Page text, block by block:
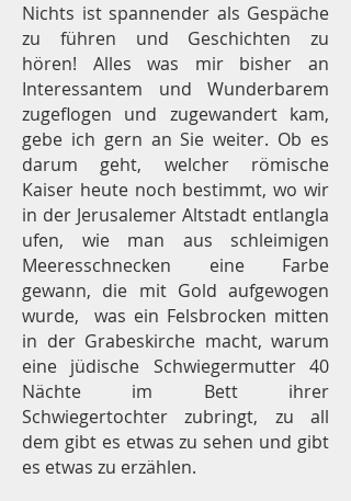
Nichts ist spannender als Gespäche
zu führen und Geschichten zu
hören! Alles was mir bisher an
Interessantem und Wunderbarem
zugeflogen und zugewandert kam,
gebe ich gern an Sie weiter. Ob es
darum geht, welcher römische
Kaiser heute noch bestimmt, wo wir
in der Jerusalemer Altstadt entlangla
ufen, wie man aus schleimigen
Meeresschnecken eine Farbe
gewann, die mit Gold aufgewogen
wurde, was ein Felsbrocken mitten
in der Grabeskirche macht, warum
eine jüdische Schwiegermutter 40
Nächte im Bett ihrer
Schwiegertochter zubringt, zu all
dem gibt es etwas zu sehen und gibt
es etwas zu erzählen.